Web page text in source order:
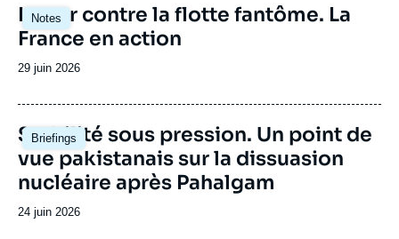
Notes
Image
principale
Lutter contre la flotte fantôme. La
France en action
Date
publication
29 juin 2026
Briefings
Image
principale
Stabilité sous pression. Un point de
vue pakistanais sur la dissuasion
nucléaire après Pahalgam
Date
24 juin 2026